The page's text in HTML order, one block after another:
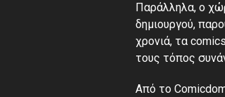
Παράλληλα, ο
δημιουργού,
χρονιά, τα
τους τόπος
Από το